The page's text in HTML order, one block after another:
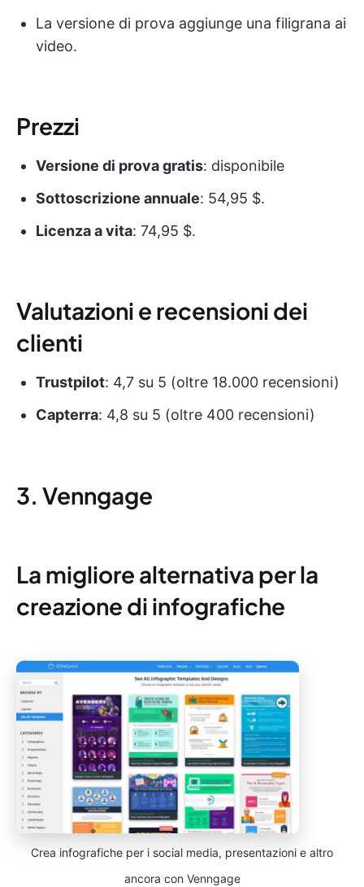
La versione di prova aggiunge una filigrana ai
video.
Prezzi
Versione di prova gratis: disponibile
Sottoscrizione annuale: 54,95 $.
Licenza a vita: 74,95 $.
Valutazioni e recensioni dei
clienti
Trustpilot: 4,7 su 5 (oltre 18.000 recensioni)
Capterra: 4,8 su 5 (oltre 400 recensioni)
3. Venngage
La migliore alternativa per la
creazione di infografiche
Crea infografiche per i social media, presentazioni e altro
ancora con Venngage